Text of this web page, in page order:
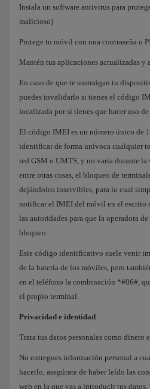
Instala un software antivirus para
malicioso)
Protege tu móvil con una contraseña o
Mantén tus aplicaciones actualizadas y
En caso de que te sustraigan tu
puedes invalidarlo si tienes el código
localizada por si tienes que hacer uso
El código IMEI es un número único de
identificar de forma unívoca cualquier
red GSM o UMTS, y no varía durante
entre otras cosas, el bloqueo de
dejándolos inservibles, para lo cual
notificar el IMEI del móvil en el escrito
las autoridades para que la operadora
bloqueo.
Este código identificativo suele venir
de la batería de los móviles, pero
en el teléfono la combinación *#06#,
el propio terminal.
Privacidad e identidad
Trata tus datos personales como dinero
No entregues información personal a
hacerlo, asegúrate de haber leído las
web en la que vas a introducir tus datos,